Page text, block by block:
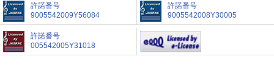
許諾番号
9005542009Y56084
許諾番号
9005542008Y30005
許諾番号
005542005Y31018